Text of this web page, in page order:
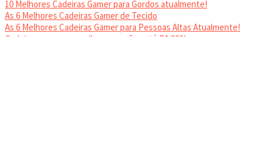
10 Melhores Cadeiras Gamer para Gordos atualmente!
As 6 Melhores Cadeiras Gamer de Tecido
As 6 Melhores Cadeiras Gamer para Pessoas Altas Atualmente!
Cadeiras gamer: as melhores opções até R$ 800!